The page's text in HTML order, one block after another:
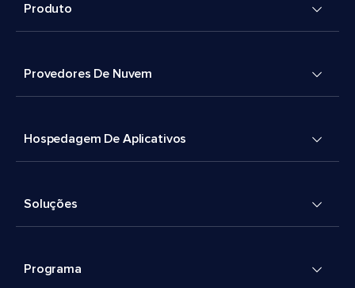
Produto
Provedores De Nuvem
Hospedagem De Aplicativos
Soluções
Programa